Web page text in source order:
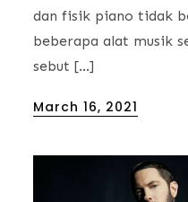
dan fisik piano tidak
beberapa alat musik
sebut […]
Posted
March 16, 2021